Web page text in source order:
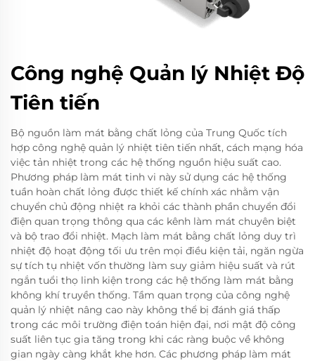
Công nghệ Quản lý Nhiệt Độ
Tiên tiến
Bộ nguồn làm mát bằng chất lỏng của Trung Quốc tích
hợp công nghệ quản lý nhiệt tiên tiến nhất, cách mạng hóa
việc tản nhiệt trong các hệ thống nguồn hiệu suất cao.
Phương pháp làm mát tinh vi này sử dụng các hệ thống
tuần hoàn chất lỏng được thiết kế chính xác nhằm vận
chuyển chủ động nhiệt ra khỏi các thành phần chuyển đổi
điện quan trọng thông qua các kênh làm mát chuyên biệt
và bộ trao đổi nhiệt. Mạch làm mát bằng chất lỏng duy trì
nhiệt độ hoạt động tối ưu trên mọi điều kiện tải, ngăn ngừa
sự tích tụ nhiệt vốn thường làm suy giảm hiệu suất và rút
ngắn tuổi thọ linh kiện trong các hệ thống làm mát bằng
không khí truyền thống. Tầm quan trọng của công nghệ
quản lý nhiệt nâng cao này không thể bị đánh giá thấp
trong các môi trường điện toán hiện đại, nơi mật độ công
suất liên tục gia tăng trong khi các ràng buộc về không
gian ngày càng khắt khe hơn. Các phương pháp làm mát